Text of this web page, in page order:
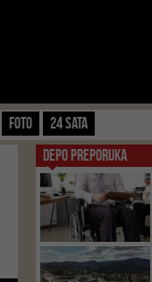
FOTO 24 SATA
DEPO PREPORUKA